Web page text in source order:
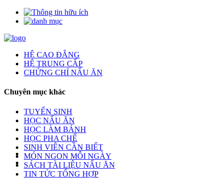
HỆ CAO ĐẲNG
HỆ TRUNG CẤP
CHỨNG CHỈ NẤU ĂN
Chuyên mục khác
TUYỂN SINH
HỌC NẤU ĂN
HỌC LÀM BÁNH
HỌC PHA CHẾ
SINH VIÊN CẦN BIẾT
MÓN NGON MỖI NGÀY
SÁCH TÀI LIỆU NẤU ĂN
TIN TỨC TỔNG HỢP